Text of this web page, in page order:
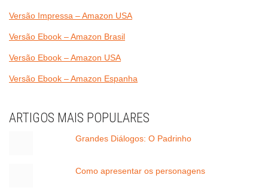
Versão Impressa – Amazon USA
Versão Ebook – Amazon Brasil
Versão Ebook – Amazon USA
Versão Ebook – Amazon Espanha
ARTIGOS MAIS POPULARES
Grandes Diálogos: O Padrinho
Como apresentar os personagens